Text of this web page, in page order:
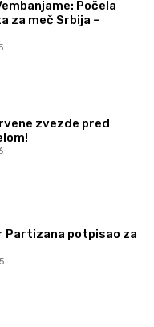
Počela
za meč Srbija –
zvezde pred
Partizana potpisao za